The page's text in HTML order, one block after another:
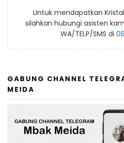
Untuk mendapatkan
silahkan hubungi asisten
WA/TELP/SMS di
GABUNG CHANNEL
MEIDA